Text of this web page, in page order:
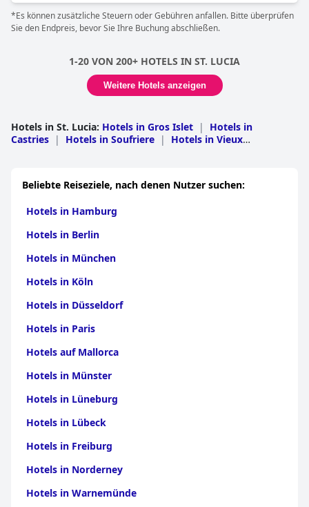
*Es können zusätzliche Steuern oder Gebühren anfallen. Bitte überprüfen
Sie den Endpreis, bevor Sie Ihre Buchung abschließen.
1-20 VON 200+ HOTELS IN ST. LUCIA
Weitere Hotels anzeigen
Hotels in St. Lucia: Hotels in Gros Islet |
Hotels in
Castries | Hotels in Soufriere |
Hotels in Vieux
Beliebte Reiseziele, nach denen Nutzer suchen:
Hotels in Hamburg
Hotels in Berlin
Hotels in München
Hotels in Köln
Hotels in Düsseldorf
Hotels in Paris
Hotels auf Mallorca
Hotels in Münster
Hotels in Lüneburg
Hotels in Lübeck
Hotels in Freiburg
Hotels in Norderney
Hotels in Warnemünde